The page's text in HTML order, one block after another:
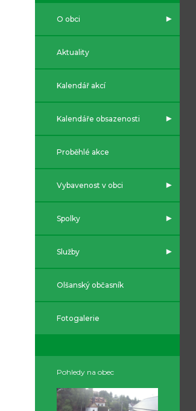
O obci
Aktuality
Kalendář akcí
Kalendáře obsazenosti
Proběhlé akce
Vybavenost v obci
Spolky
Služby
Olšanský občasník
Fotogalerie
Pohledy na obec